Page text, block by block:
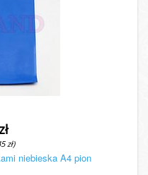
zł)
niebieska A4 pion